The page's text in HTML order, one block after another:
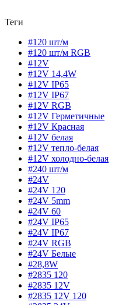
Теги
#120 шт/м
#120 шт/м RGB
#12V
#12V 14,4W
#12V IP65
#12V IP67
#12V RGB
#12V Герметичные
#12V Красная
#12V белая
#12V тепло-белая
#12V холодно-белая
#240 шт/м
#24V
#24V 120
#24V 5mm
#24V 60
#24V IP65
#24V IP67
#24V RGB
#24V Белые
#28,8W
#2835 120
#2835 12V
#2835 12V 120